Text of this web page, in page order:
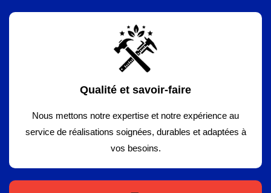
Qualité et savoir-faire
Nous mettons notre expertise et notre expérience au
service de réalisations soignées, durables et adaptées à
vos besoins.